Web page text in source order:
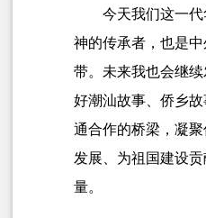
今天我们这一
神的传承者，也是
带。未来我也会继
好潮汕故事、侨乡
通合作的桥梁，凝
发展、为祖国建设
量。